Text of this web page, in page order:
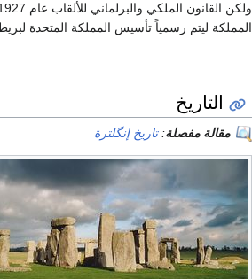
المملكة ليتم رسمياً تأسيس المملكة المتحدة
التاريخ
مقالة مفصلة:تاريخ إنگلترة